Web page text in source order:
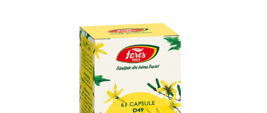
SUPLIMENTE DIVERSE
SUPLIMENTE HORMONALE
SUPLIMENTE CARDIO VASCULARE
HEPATOPROTECTOARE-BILA